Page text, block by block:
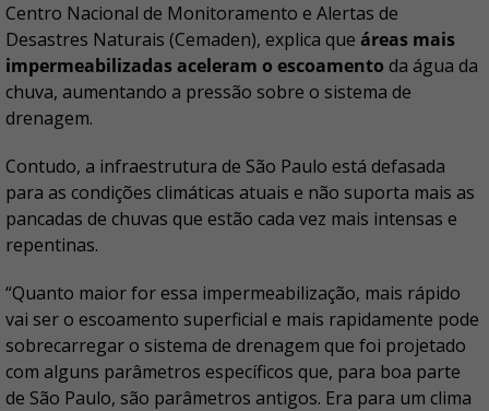
Centro Nacional de Monitoramento e Alertas de
Desastres Naturais (Cemaden), explica que áreas mais
impermeabilizadas aceleram o escoamento da água da
chuva, aumentando a pressão sobre o sistema de
drenagem.
Contudo, a infraestrutura de São Paulo está defasada
para as condições climáticas atuais e não suporta mais as
pancadas de chuvas que estão cada vez mais intensas e
repentinas.
“Quanto maior for essa impermeabilização, mais rápido
vai ser o escoamento superficial e mais rapidamente pode
sobrecarregar o sistema de drenagem que foi projetado
com alguns parâmetros específicos que, para boa parte
de São Paulo, são parâmetros antigos. Era para um clima